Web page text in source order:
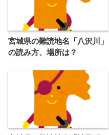
宮城県の難読地名「八沢川」
の読み方、場所は？